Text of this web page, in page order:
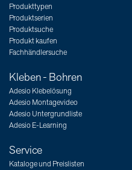
Produkttypen
Produktserien
Produktsuche
Produkt kaufen
Fachhändlersuche
Kleben - Bohren
Adesio Klebelösung
Adesio Montagevideo
Adesio Untergrundliste
Adesio E-Learning
Service
Kataloge und Preislisten